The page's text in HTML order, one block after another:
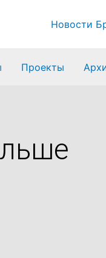
Новости
Проекты